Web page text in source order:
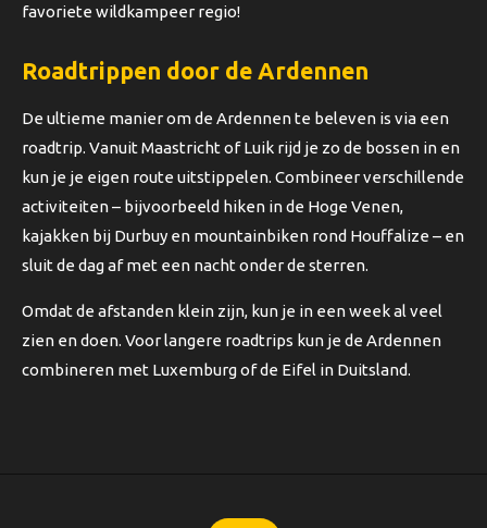
favoriete wildkampeer regio!
Roadtrippen door de Ardennen
De ultieme manier om de Ardennen te beleven is via een
roadtrip. Vanuit Maastricht of Luik rijd je zo de bossen in en
kun je je eigen route uitstippelen. Combineer verschillende
activiteiten – bijvoorbeeld hiken in de Hoge Venen,
kajakken bij Durbuy en mountainbiken rond Houffalize – en
sluit de dag af met een nacht onder de sterren.
Omdat de afstanden klein zijn, kun je in een week al veel
zien en doen. Voor langere roadtrips kun je de Ardennen
combineren met Luxemburg of de Eifel in Duitsland.